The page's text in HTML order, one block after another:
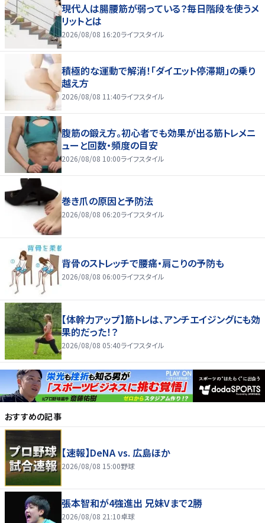
現代人は腸腰筋が弱っている？毎日階段を使うメ
リットとは
2026/08/08 16:20ライフスタイル
積極的な運動で解消！「ダイエット停滞期」の乗り
越え方
2026/08/08 11:40ライフスタイル
腹筋の鍛え方。初心者でも効果が出る筋トレメニ
ューと回数・頻度の目安
2026/08/08 10:00ライフスタイル
巻き爪の原因と予防法
2026/08/08 06:20ライフスタイル
背骨のストレッチで腰痛・肩こりの予防も
2026/08/08 06:00ライフスタイル
【体幹力アップ】筋トレは、アンチエイジングにも効
果的だった！？
2026/08/08 05:40ライフスタイル
おすすめの記事
【速報】DeNA vs. 広島ほか
2026/08/08 15:00野球
張本智和が4強進出 兄妹Vまで2勝
2026/08/08 21:10卓球